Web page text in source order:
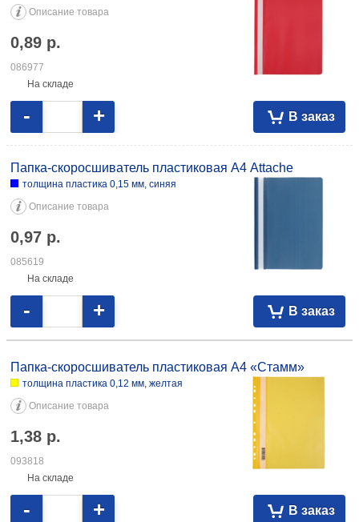
Описание товара
0,89 р.
086977
На складе
В заказ
- +
Папка-скоросшиватель пластиковая А4 Attache
толщина пластика 0,15 мм, синяя
Описание товара
0,97 р.
085619
На складе
В заказ
- +
Папка-скоросшиватель пластиковая А4 «Стамм»
толщина пластика 0,12 мм, желтая
Описание товара
1,38 р.
093818
На складе
В заказ
- +